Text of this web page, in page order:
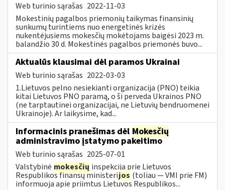
Web turinio sąrašas 2022-11-03
Mokestinių pagalbos priemonių taikymas finansinių
sunkumų turintiems nuo energetinės krizės
nukentėjusiems mokesčių mokėtojams baigėsi 2023 m.
balandžio 30 d. Mokestinės pagalbos priemonės buvo...
Aktualūs klausimai dėl paramos Ukrainai
Web turinio sąrašas 2022-03-03
1.Lietuvos pelno nesiekianti organizacija (PNO) teikia
kitai Lietuvos PNO paramą, o ši perveda Ukrainos PNO
(ne tarptautinei organizacijai, ne Lietuvių bendruomenei
Ukrainoje). Ar laikysime, kad...
Informacinis pranešimas dėl Mokesčių
administravimo įstatymo pakeitimo
Web turinio sąrašas 2025-07-01
Valstybinė mokesčių inspekcija prie Lietuvos
Respublikos finansų ministerijos (toliau — VMI prie FM)
informuoja apie priimtus Lietuvos Respublikos...